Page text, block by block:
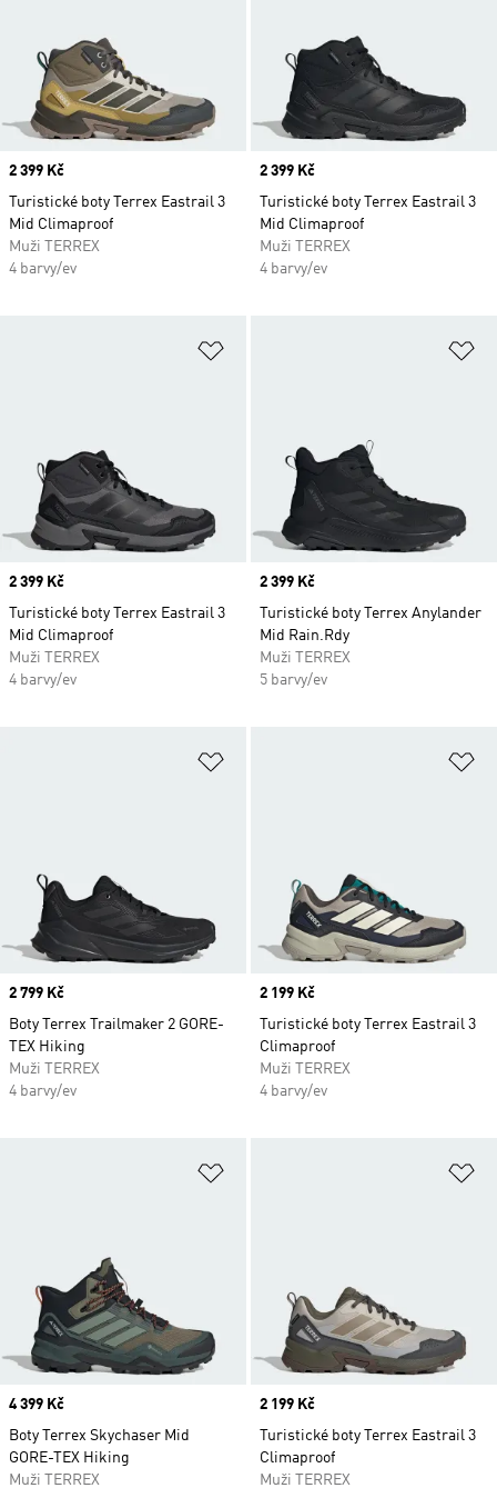
Price
2 399 Kč
Turistické boty Terrex Eastrail 3
Mid Climaproof
Muži TERREX
4 barvy/ev
Price
2 399 Kč
Turistické boty Terrex Eastrail 3
Mid Climaproof
Muži TERREX
4 barvy/ev
Price
2 399 Kč
Turistické boty Terrex Eastrail 3
Mid Climaproof
Muži TERREX
4 barvy/ev
Price
2 399 Kč
Turistické boty Terrex Anylander
Mid Rain.Rdy
Muži TERREX
5 barvy/ev
Price
2 799 Kč
Boty Terrex Trailmaker 2 GORE-
TEX Hiking
Muži TERREX
4 barvy/ev
Price
2 199 Kč
Turistické boty Terrex Eastrail 3
Climaproof
Muži TERREX
4 barvy/ev
Price
4 399 Kč
Boty Terrex Skychaser Mid
GORE-TEX Hiking
Muži TERREX
Price
2 199 Kč
Turistické boty Terrex Eastrail 3
Climaproof
Muži TERREX